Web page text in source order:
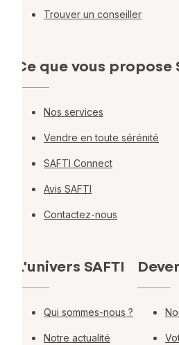
Trouver un conseiller
Ce que vous propose
Nos services
Vendre en toute sérénité
SAFTI Connect
Avis SAFTI
Contactez-nous
L'univers SAFTI
Qui sommes-nous ?
Notre actualité